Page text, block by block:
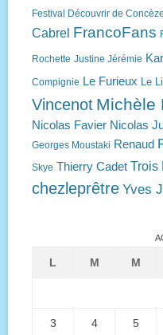
Festival Découvrir de Concèze
Cabrel FrancoFans
Rochette Justine Jérémie
Compignie Le Furieux Le
Vincenot Michèle
Nicolas Favier Nicolas
Georges Moustaki Renaud
Skye Thierry Cadet Trois
chezleprêtre Yves
L M M
3 4 5